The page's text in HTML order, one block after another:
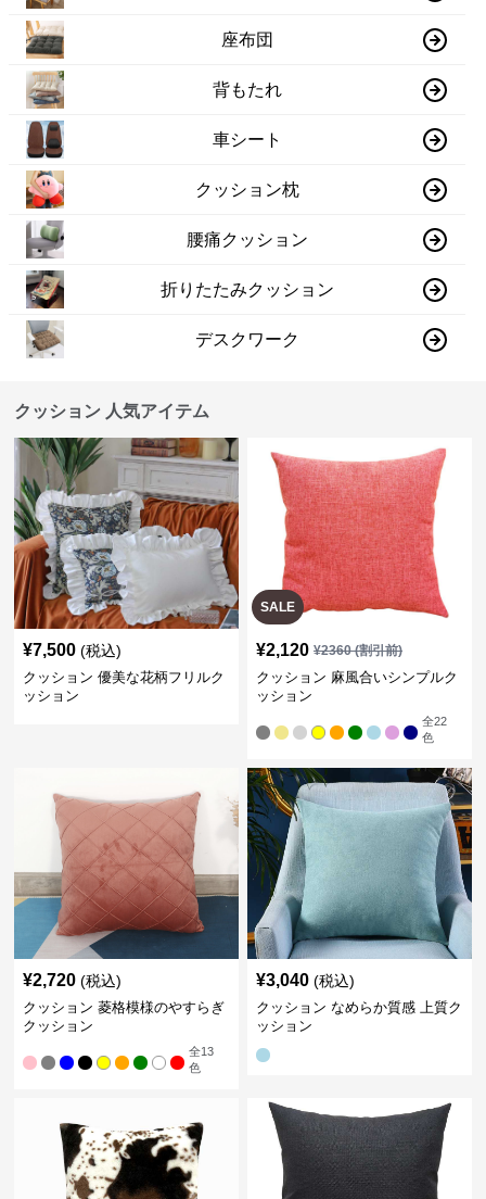
座布団
背もたれ
車シート
クッション枕
腰痛クッション
折りたたみクッション
デスクワーク
クッション 人気アイテム
¥7,500 (税込)
クッション 優美な花柄フリルク
ッション
SALE
¥2,120 ¥2360(割引前)
クッション 麻風合いシンプルク
ッション
全22
色
¥2,720 (税込)
クッション 菱格模様のやすらぎ
クッション
全13
色
¥3,040 (税込)
クッション なめらか質感 上質ク
ッション